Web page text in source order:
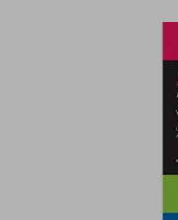
cafeteira